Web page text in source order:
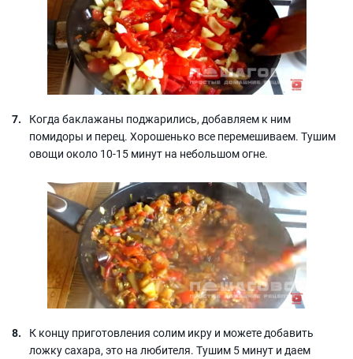
Когда баклажаны поджарились, добавляем к ним
помидоры и перец. Хорошенько все перемешиваем. Тушим
овощи около 10-15 минут на небольшом огне.
К концу приготовления солим икру и можете добавить
ложку сахара, это на любителя. Тушим 5 минут и даем